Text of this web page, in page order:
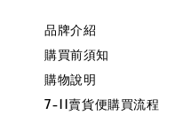
品牌介紹
購買前須知
購物說明
7-11賣貨便購買流程